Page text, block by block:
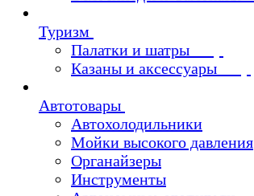
Туризм
Палатки и шатры
Казаны и аксессуары
Автотовары
Автохолодильники
Мойки высокого давления
Органайзеры
Инструменты